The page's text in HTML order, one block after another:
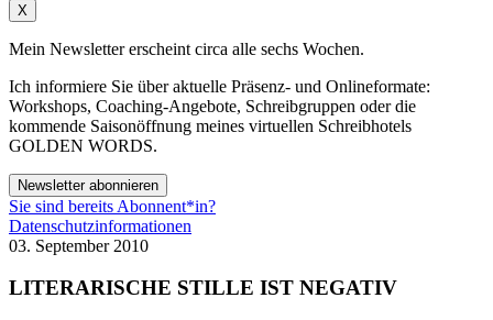
X
Mein Newsletter erscheint circa alle sechs Wochen.
Ich informiere Sie über aktuelle Präsenz- und Onlineformate:
Workshops, Coaching-Angebote, Schreibgruppen oder die
kommende Saisonöffnung meines virtuellen Schreibhotels
GOLDEN WORDS.
Newsletter abonnieren
Sie sind bereits Abonnent*in?
Datenschutzinformationen
03. September 2010
LITERARISCHE STILLE IST NEGATIV